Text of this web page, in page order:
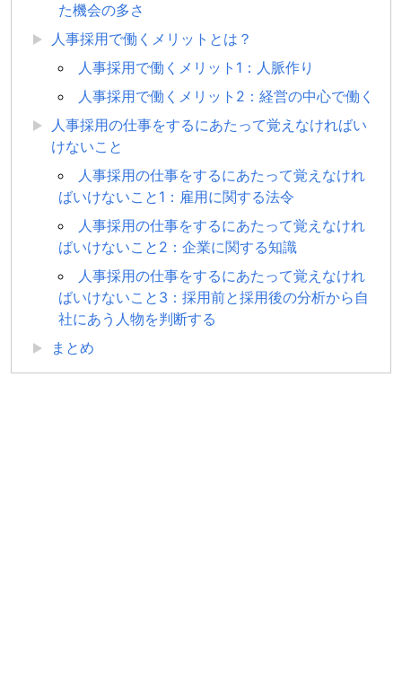
た機会の多さ
人事採用で働くメリットとは？
人事採用で働くメリット1：人脈作り
人事採用で働くメリット2：経営の中心で働く
人事採用の仕事をするにあたって覚えなければい
けないこと
人事採用の仕事をするにあたって覚えなけれ
ばいけないこと1：雇用に関する法令
人事採用の仕事をするにあたって覚えなけれ
ばいけないこと2：企業に関する知識
人事採用の仕事をするにあたって覚えなけれ
ばいけないこと3：採用前と採用後の分析から自
社にあう人物を判断する
まとめ